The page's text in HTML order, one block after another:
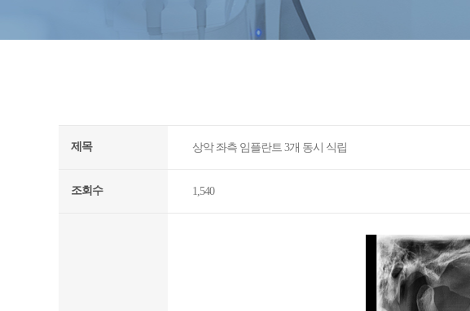
제목 상악 좌측 임플란트 3개 동시 식립
조회수 1,540